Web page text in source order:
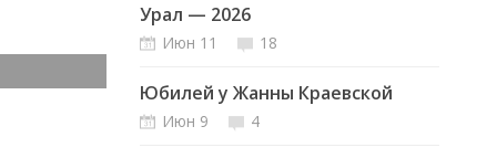
Урал — 2026
Июн 11 18
Юбилей у Жанны Краевской
Июн 9 4